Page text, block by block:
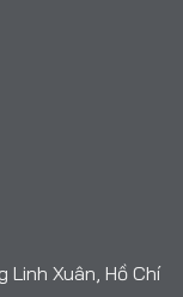
Linh Xuân, Hồ Chí